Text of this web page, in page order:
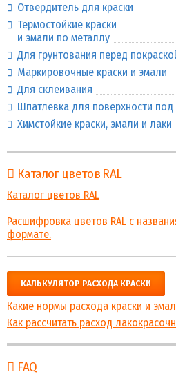
Отвердитель для краски
Термостойкие краски
и эмали по металлу
Для грунтования перед
Маркировочные краски и эмали
Для склеивания
Шпатлевка для поверхности под
Химстойкие краски, эмали и лаки
Каталог цветов RAL
Каталог цветов RAL
Расшифровка цветов RAL с
формате.
КАЛЬКУЛЯТОР РАСХОДА КРАСКИ
Какие нормы расхода краски и
Как рассчитать расход
FAQ